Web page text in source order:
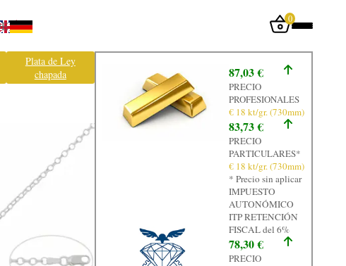
0
Iniciar sesión
Inicio
Tienda
Taller
Tasación
Laboratorio
Joyas
Noticias
Normativa
Plata de Ley
chapada
87,03 €
PRECIO
PROFESIONALES
€ 18 kt/gr. (730mm)
83,73 €
PRECIO
PARTICULARES*
€ 18 kt/gr. (730mm)
* Precio sin aplicar
IMPUESTO
AUTONÓMICO
ITP RETENCIÓN
FISCAL del 6%
78,30 €
PRECIO